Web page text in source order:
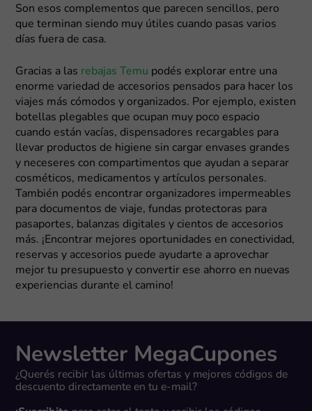
Son esos complementos que parecen sencillos, pero
que terminan siendo muy útiles cuando pasas varios
días fuera de casa.
Gracias a las rebajas Temu podés explorar entre una
enorme variedad de accesorios pensados para hacer los
viajes más cómodos y organizados. Por ejemplo, existen
botellas plegables que ocupan muy poco espacio
cuando están vacías, dispensadores recargables para
llevar productos de higiene sin cargar envases grandes
y neceseres con compartimentos que ayudan a separar
cosméticos, medicamentos y artículos personales.
También podés encontrar organizadores impermeables
para documentos de viaje, fundas protectoras para
pasaportes, balanzas digitales y cientos de accesorios
más. ¡Encontrar mejores oportunidades en conectividad,
reservas y accesorios puede ayudarte a aprovechar
mejor tu presupuesto y convertir ese ahorro en nuevas
experiencias durante el camino!
Newsletter MegaCupones
¿Querés recibir las últimas ofertas y mejores códigos de
descuento directamente en tu e-mail?